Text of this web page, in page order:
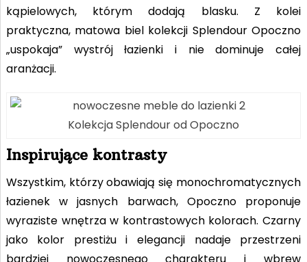
kąpielowych, którym dodają blasku. Z kolei
praktyczna, matowa biel kolekcji Splendour Opoczno
„uspokaja” wystrój łazienki i nie dominuje całej
aranżacji.
Kolekcja Splendour od Opoczno
Inspirujące kontrasty
Wszystkim, którzy obawiają się monochromatycznych
łazienek w jasnych barwach, Opoczno proponuje
wyraziste wnętrza w kontrastowych kolorach. Czarny
jako kolor prestiżu i elegancji nadaje przestrzeni